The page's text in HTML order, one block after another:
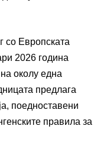
со Европската
2026 година
околу една
предлага
поедноставени
правила за